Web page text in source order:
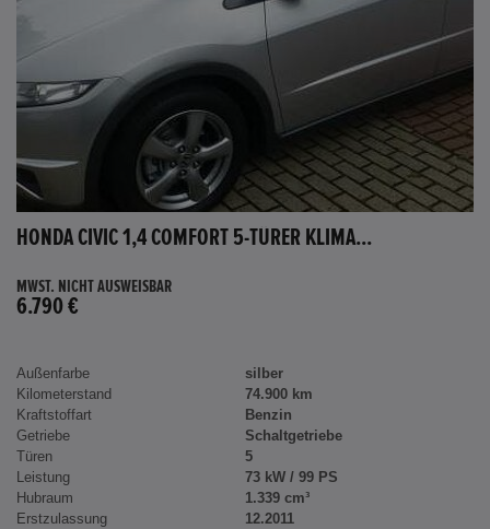
HONDA CIVIC 1,4 COMFORT 5-TÜRER KLIMA...
MWST. NICHT AUSWEISBAR
6.790 €
Außenfarbe
silber
Kilometerstand
74.900 km
Kraftstoffart
Benzin
Getriebe
Schaltgetriebe
Türen
5
Leistung
73 kW / 99 PS
Hubraum
1.339 cm³
Erstzulassung
12.2011